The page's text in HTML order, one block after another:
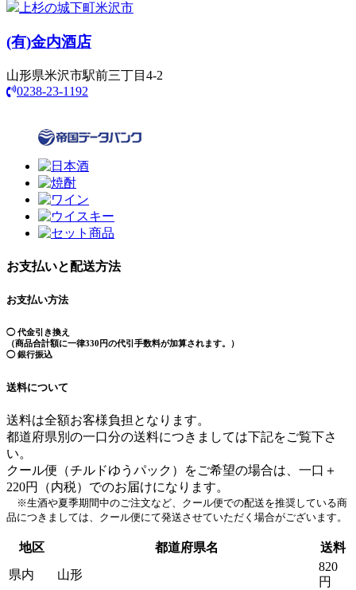
上杉の城下町米沢市
(有)金内酒店
山形県米沢市駅前三丁目4-2
0238-23-1192
お支払いと配送方法
お支払い方法
◯ 代金引き換え
（商品合計額に一律330円の代引手数料が加算されます。）
◯ 銀行振込
送料について
送料は全額お客様負担となります。
都道府県別の一口分の送料につきましては下記をご覧下さ
い。
クール便（チルドゆうパック）をご希望の場合は、一口＋
220円（内税）でのお届けになります。
※生酒や夏季期間中のご注文など、クール便での配送を推奨している商
品につきましては、クール便にて発送させていただく場合がございます。
地区 都道府県名
送料
県内
山形
820
円